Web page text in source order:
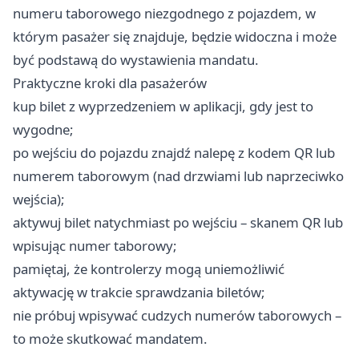
numeru taborowego niezgodnego z pojazdem, w
którym pasażer się znajduje, będzie widoczna i może
być podstawą do wystawienia mandatu.
Praktyczne kroki dla pasażerów
kup bilet z wyprzedzeniem w aplikacji, gdy jest to
wygodne;
po wejściu do pojazdu znajdź nalepę z kodem QR lub
numerem taborowym (nad drzwiami lub naprzeciwko
wejścia);
aktywuj bilet natychmiast po wejściu – skanem QR lub
wpisując numer taborowy;
pamiętaj, że kontrolerzy mogą uniemożliwić
aktywację w trakcie sprawdzania biletów;
nie próbuj wpisywać cudzych numerów taborowych –
to może skutkować mandatem.